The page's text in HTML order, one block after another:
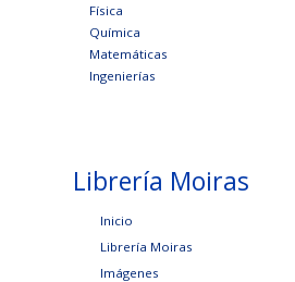
Física
Química
Matemáticas
Ingenierías
Librería Moiras
Inicio
Librería Moiras
Imágenes